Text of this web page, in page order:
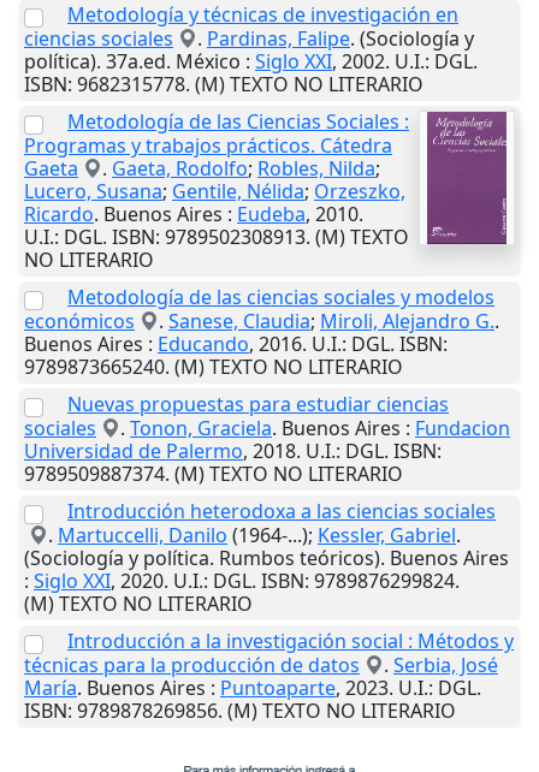
Metodología y técnicas de investigación en
ciencias sociales
. Pardinas, Falipe. (Sociología y
política). 37a.ed. México : Siglo XXI, 2002. U.I.: DGL.
ISBN: 9682315778. (M) TEXTO NO LITERARIO
Metodología de las Ciencias Sociales :
Programas y trabajos prácticos. Cátedra
Gaeta
. Gaeta, Rodolfo; Robles, Nilda;
Lucero, Susana; Gentile, Nélida; Orzeszko,
Ricardo. Buenos Aires : Eudeba, 2010.
U.I.: DGL. ISBN: 9789502308913. (M) TEXTO
NO LITERARIO
Metodología de las ciencias sociales y modelos
económicos
. Sanese, Claudia; Miroli, Alejandro G..
Buenos Aires : Educando, 2016. U.I.: DGL. ISBN:
9789873665240. (M) TEXTO NO LITERARIO
Nuevas propuestas para estudiar ciencias
sociales
. Tonon, Graciela. Buenos Aires : Fundacion
Universidad de Palermo, 2018. U.I.: DGL. ISBN:
9789509887374. (M) TEXTO NO LITERARIO
Introducción heterodoxa a las ciencias sociales
. Martuccelli, Danilo (1964-...); Kessler, Gabriel.
(Sociología y política. Rumbos teóricos). Buenos Aires
: Siglo XXI, 2020. U.I.: DGL. ISBN: 9789876299824.
(M) TEXTO NO LITERARIO
Introducción a la investigación social : Métodos y
técnicas para la producción de datos
. Serbia, José
María. Buenos Aires : Puntoaparte, 2023. U.I.: DGL.
ISBN: 9789878269856. (M) TEXTO NO LITERARIO